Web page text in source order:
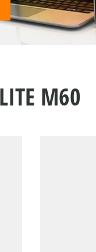
M60